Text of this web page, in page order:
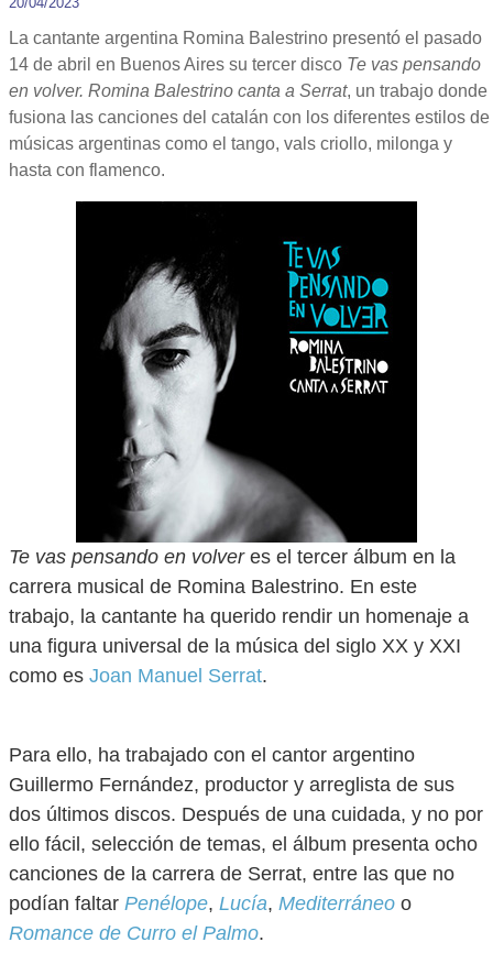
La cantante argentina Romina Balestrino presentó el pasado
14 de abril en Buenos Aires su tercer disco Te vas pensando
en volver. Romina Balestrino canta a Serrat, un trabajo donde
fusiona las canciones del catalán con los diferentes estilos de
músicas argentinas como el tango, vals criollo, milonga y
hasta con flamenco.
Te vas pensando en volveres el tercer álbum en la
carrera musical de Romina Balestrino. En este
trabajo, la cantante ha querido rendir un homenaje a
una figura universal de la música del siglo XX y XXI
como es Joan Manuel Serrat.
Para ello, ha trabajado con el cantor argentino
Guillermo Fernández, productor y arreglista de sus
dos últimos discos. Después de una cuidada, y no por
ello fácil, selección de temas, el álbum presenta ocho
canciones de la carrera de Serrat, entre las que no
podían faltar Penélope, Lucía, Mediterráneo o
Romance de Curro el Palmo.